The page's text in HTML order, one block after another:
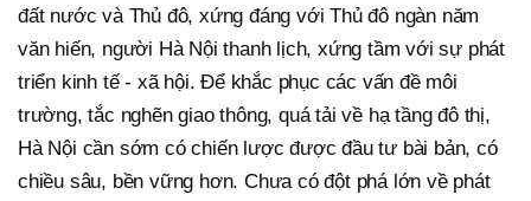
đất nước và Thủ đô, xứng đáng với Thủ đô ngàn năm
văn hiến, người Hà Nội thanh lịch, xứng tầm với sự phát
triển kinh tế - xã hội. Để khắc phục các vấn đề môi
trường, tắc nghẽn giao thông, quá tải về hạ tầng đô thị,
Hà Nội cần sớm có chiến lược được đầu tư bài bản, có
chiều sâu, bền vững hơn. Chưa có đột phá lớn về phát